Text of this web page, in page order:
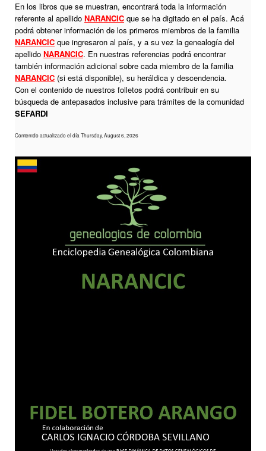
En los libros que se muestran, encontrará toda la información
referente al apellido NARANCIC que se ha digitado en el país. Acá
podrá obtener información de los primeros miembros de la familia
NARANCIC que ingresaron al país, y a su vez la genealogía del
apellido NARANCIC. En nuestras referencias podrá encontrar
también información adicional sobre cada miembro de la familia
NARANCIC (si está disponible), su heráldica y descendencia.
Con el contenido de nuestros folletos podrá contribuir en su
búsqueda de antepasados inclusive para trámites de la comunidad
SEFARDI
Contenido actualizado el día Thursday, August 6, 2026